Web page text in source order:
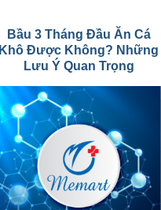
Bầu 3 Tháng Đầu Ăn Cá
Khô Được Không? Những
Lưu Ý Quan Trọng